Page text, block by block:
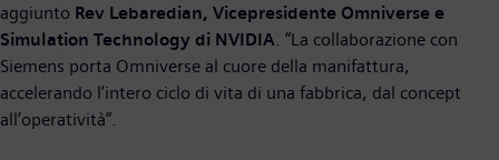
aggiunto Rev Lebaredian, Vicepresidente Omniverse e
Simulation Technology di NVIDIA . “La collaborazione con
Siemens porta Omniverse al cuore della manifattura,
accelerando l’intero ciclo di vita di una fabbrica, dal concept
all’operatività”.